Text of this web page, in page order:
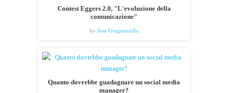
Contest Eggers 2.0, "L'evoluzione della
comunicazione"
by Jose Gragnaniello
Quanto dovrebbe guadagnare un social media
manager?